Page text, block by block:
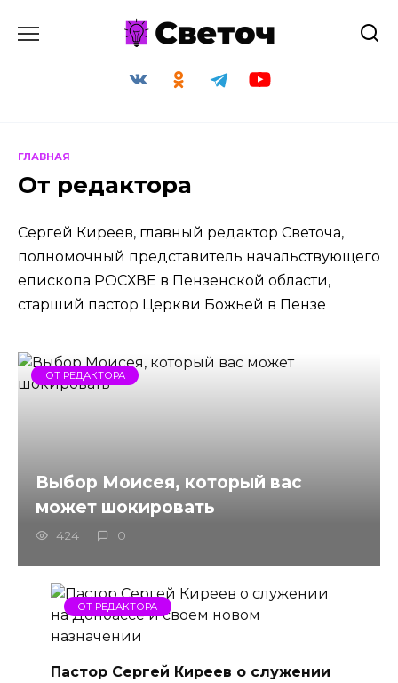
ГЛАВНАЯ
От редактора
Сергей Киреев, главный редактор Светоча,
полномочный представитель начальствующего
епископа РОСХВЕ в Пензенской области,
старший пастор Церкви Божьей в Пензе
ОТ РЕДАКТОРА
Выбор Моисея, который вас
может шокировать
424 0
ОТ РЕДАКТОРА
Пастор Сергей Киреев о служении